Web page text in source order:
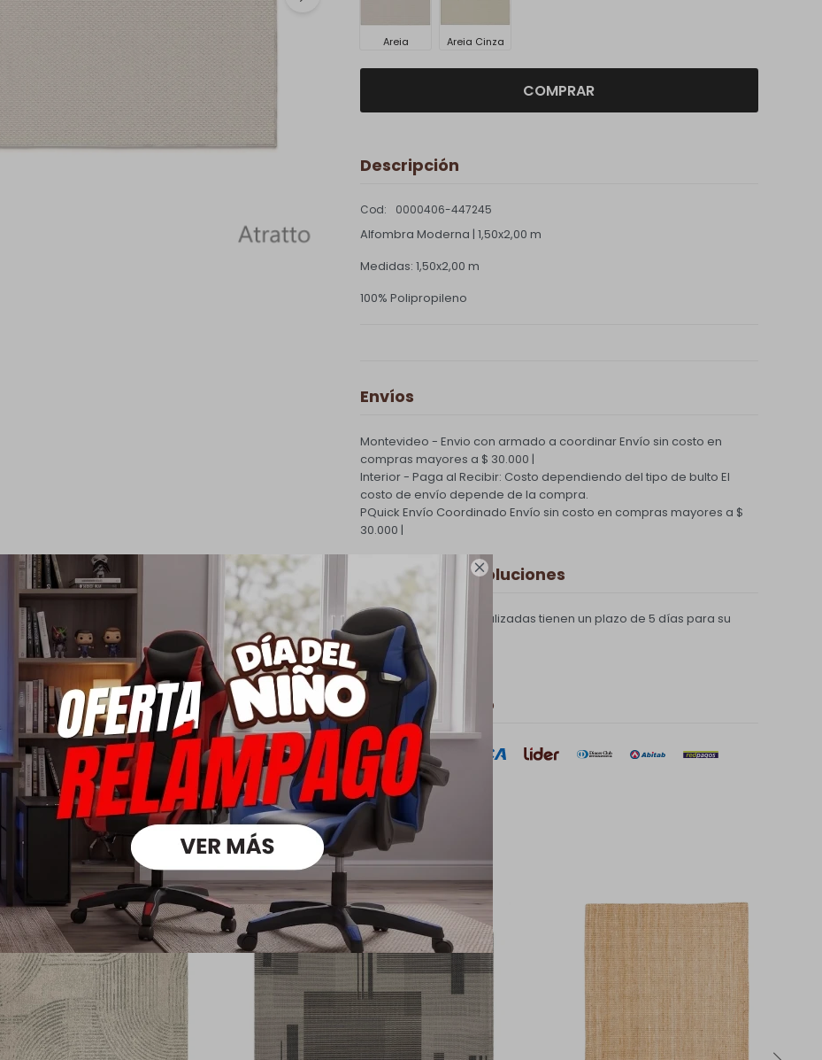

Areia Areia Cinza
COMPRAR
Descripción
0000406-447245
Alfombra Moderna | 1,50x2,00 m
Medidas: 1,50x2,00 m
100% Polipropileno
Envíos
Montevideo - Envio con armado a coordinarEnvío sin costo en
compras mayores a $ 30.000 |
Interior - Paga al Recibir: Costo dependiendo del tipo de bulto El
costo de envío depende de la compra.
PQuick Envío Coordinado Envío sin costo en compras mayores a $
30.000 |
Cambios y Devoluciones
Todas las compras realizadas tienen un plazo de 5 días para su
cambio.
Ver mas
Medios de pago
Productos que te pueden interesar